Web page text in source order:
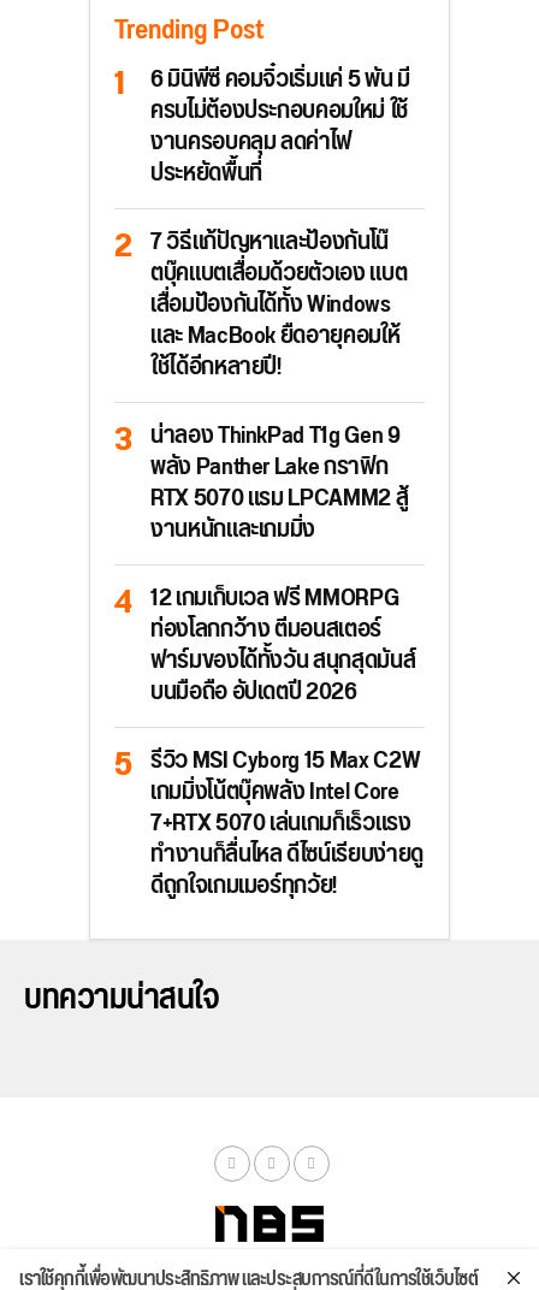
Trending Post
6 มินิพีซี คอมจิ๋วเริ่มแค่ 5 พัน มี
ครบไม่ต้องประกอบคอมใหม่ ใช้
งานครอบคลุม ลดค่าไฟ
ประหยัดพื้นที่
7 วิธีแก้ปัญหาและป้องกันโน๊
ตบุ๊คแบตเสื่อมด้วยตัวเอง แบต
เสื่อมป้องกันได้ทั้ง Windows
และ MacBook ยืดอายุคอมให้
ใช้ได้อีกหลายปี!
น่าลอง ThinkPad T1g Gen 9
พลัง Panther Lake กราฟิก
RTX 5070 แรม LPCAMM2 สู้
งานหนักและเกมมิ่ง
12 เกมเก็บเวล ฟรี MMORPG
ท่องโลกกว้าง ตีมอนสเตอร์
ฟาร์มของได้ทั้งวัน สนุกสุดมันส์
บนมือถือ อัปเดตปี 2026
รีวิว MSI Cyborg 15 Max C2W
เกมมิ่งโน้ตบุ๊คพลัง Intel Core
7+RTX 5070 เล่นเกมก็เร็วแรง
ทำงานก็ลื่นไหล ดีไซน์เรียบง่ายดู
ดีถูกใจเกมเมอร์ทุกวัย!
บทความน่าสนใจ
เราใช้คุกกี้เพื่อพัฒนาประสิทธิภาพ และประสบการณ์ที่ดีในการใช้เว็บไซต์